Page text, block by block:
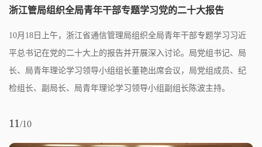
浙江管局组织全局青年干部专题学习党的二十大报告
10月18日上午，浙江省通信管理局组织全局青年干部专题学习习近
平总书记在党的二十大上的报告并开展深入讨论。局党组书记、局
长、局青年理论学习领导小组组长董艳出席会议，局党组成员、纪
检组长、副局长、局青年理论学习领导小组副组长陈波主持。
11/10